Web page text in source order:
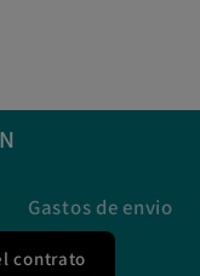
Gastos de envio
contrato